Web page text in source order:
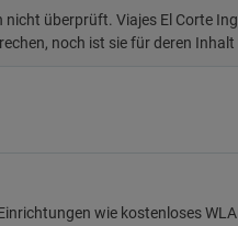
überprüft. Viajes El Corte
noch ist sie für deren
wie kostenloses